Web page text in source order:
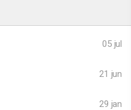
05 jul
21 jun
29 jan